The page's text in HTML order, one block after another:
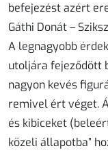
befejezést azért
Gáthi Donát –
A legnagyobb
utoljára fejeződött
nagyon kevés
remivel ért véget.
és kibiceket
közeli állapotba”